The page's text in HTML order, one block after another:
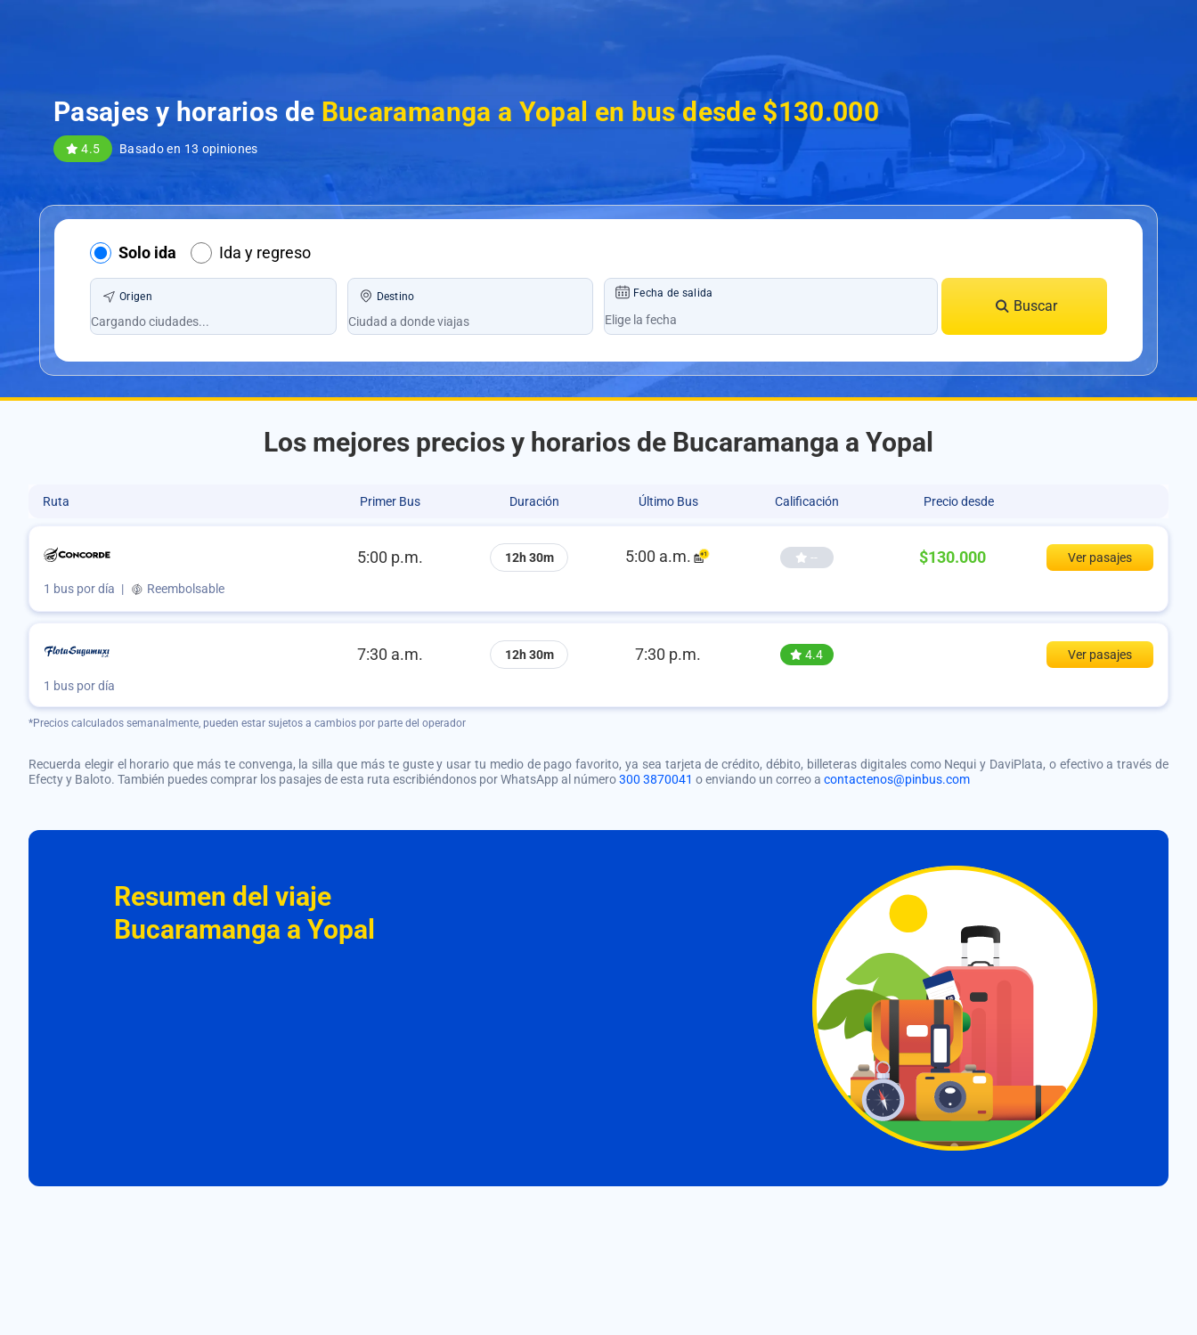
Pasajes y horarios de Bucaramanga a Yopal en bus desde $130.000
4.5 Basado en 13 opiniones
Solo ida Ida y regreso
Origen Destino Fecha de salida
Buscar
Los mejores precios y horarios de Bucaramanga a Yopal
Ruta Primer Bus Duración Último Bus Calificación Precio desde
5:00 p.m. 12h 30m 5:00 a.m. -- $130.000 Ver pasajes
1 bus por día | Reembolsable
7:30 a.m. 12h 30m 7:30 p.m. 4.4 Ver pasajes
1 bus por día
*Precios calculados semanalmente, pueden estar sujetos a cambios por parte del operador
Recuerda elegir el horario que más te convenga, la silla que más te guste y usar tu medio de pago favorito, ya sea tarjeta de crédito, débito, billeteras digitales como Nequi y DaviPlata, o efectivo a través de
Efecty y Baloto. También puedes comprar los pasajes de esta ruta escribiéndonos por WhatsApp al número300 3870041 o enviando un correo a contactenos@pinbus.com
Resumen del viaje
Bucaramanga a Yopal